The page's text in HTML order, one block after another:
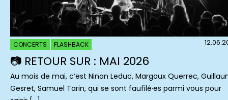
CONCERTS FLASHBACK
📷 RETOUR SUR : MAI 2026
Au mois de mai, c’est Ninon Leduc, Margaux Querrec,
Gesret, Samuel Tarin, qui se sont faufilé·es parmi vous pour